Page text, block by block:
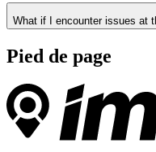
What if I encounter issues at
Pied de page